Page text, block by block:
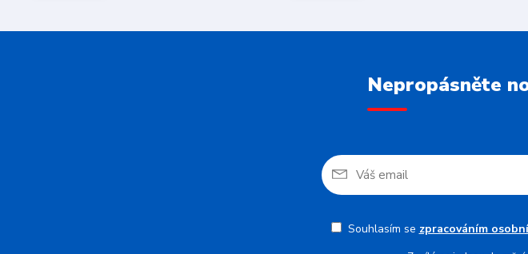
Nepropásněte
Souhlasím se zpracováním